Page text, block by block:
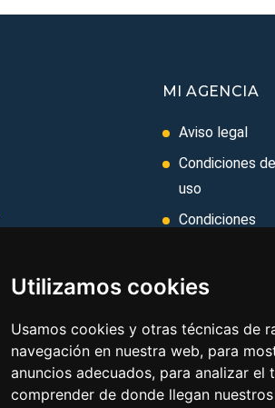
Utilizamos cookies
Usamos cookies y otras técnicas de
navegación en nuestra web, para
anuncios adecuados, para analizar
comprender de donde llegan
MI AGENCIA
Aviso legal
Condiciones de
uso
Condiciones
Ley de Viajes
Política de
privacidad